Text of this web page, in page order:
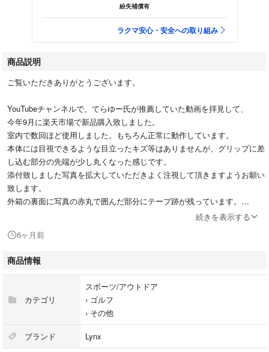
紛失補償有
ラクマ安心・安全への取り組み
商品説明
ご覧いただきありがとうございます。
YouTubeチャンネルで、てらゆー氏が推薦していた動画を拝見して、
今年9月に楽天市場で新品購入致しました。
室内で数回ほど使用しました。もちろん正常に動作しています。
本体には目視できるような目立ったキズ等はありませんが、グリップに差
し込む部分の先端が少し丸くなった感じです。
添付致しました写真を拡大していただきよく注視して頂きますようお願い
致します。
外箱の裏面に写真の赤丸で囲んだ部分にテープ跡が残っています。
あくまで中古品なので、ご購入後の苦情や返品、キャンセル等一切お断り
また土日祝祭日、及び年末年始は発送等の対応はできません。
ご質問等ありましたら、必ずご購入前にお気軽にお問合せして下さい。
【商品の説明】
Putting View パッティングビュー
内容物：本体、クリーニング用クロス、USBケーブル（TYPE-C→TYPE-
続きを表示する
6ヶ月前
商品情報
カテゴリ
スポーツ/アウトドア
› ゴルフ
› その他
ブランド Lynx